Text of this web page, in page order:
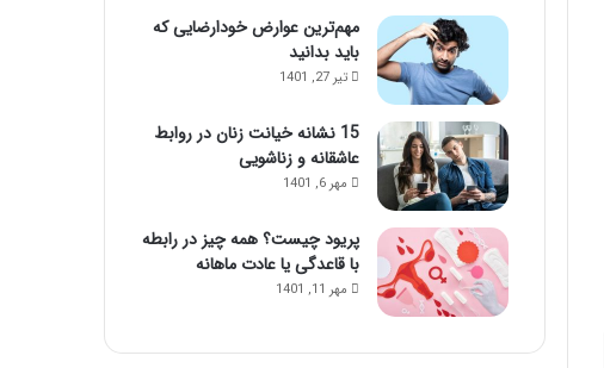
مهم‌ترین عوارض خودارضایی که
باید بدانید
تیر 27, 1401
15 نشانه خیانت زنان در روابط
عاشقانه و زناشویی
مهر 6, 1401
پریود چیست؟ همه چیز در رابطه
با قاعدگی یا عادت ماهانه
مهر 11, 1401